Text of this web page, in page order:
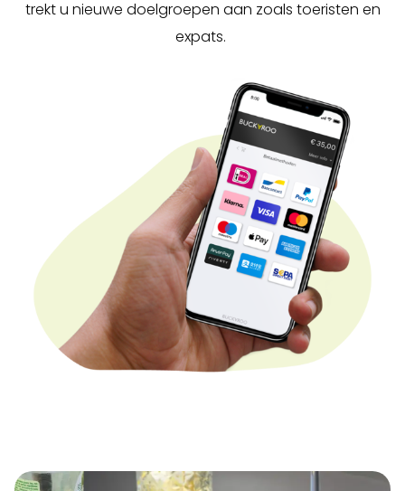
trekt u nieuwe doelgroepen aan zoals toeristen en
expats.